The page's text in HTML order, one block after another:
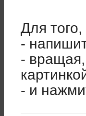
Для
-
- вращая,
- и